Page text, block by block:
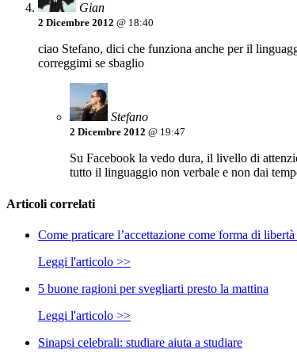
Gian
2 Dicembre 2012 @ 18:40
ciao Stefano, dici che funziona anche per il
correggimi se sbaglio
Stefano
2 Dicembre 2012 @ 19:47
Su Facebook la vedo dura, il livello di
tutto il linguaggio non verbale e non dai
Articoli correlati
Come praticare l’accettazione come forma di
Leggi l'articolo >>
5 buone ragioni per svegliarti presto la mattina
Leggi l'articolo >>
Sinapsi celebrali: studiare aiuta a studiare